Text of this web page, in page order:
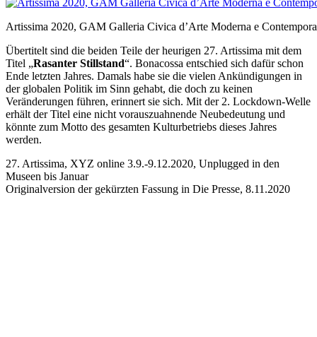
Artissima 2020, GAM Galleria Civica d’Arte Moderna e
Übertitelt sind die beiden Teile der heurigen 27. Artissima mit dem
Titel „Rasanter Stillstand“. Bonacossa entschied sich dafür schon
Ende letzten Jahres. Damals habe sie die vielen Ankündigungen in
der globalen Politik im Sinn gehabt, die doch zu keinen
Veränderungen führen, erinnert sie sich. Mit der 2. Lockdown-Welle
erhält der Titel eine nicht vorauszuahnende Neubedeutung und
könnte zum Motto des gesamten Kulturbetriebs dieses Jahres
werden.
27. Artissima, XYZ online 3.9.-9.12.2020, Unplugged in den
Museen bis Januar
Originalversion der gekürzten Fassung in Die Presse, 8.11.2020